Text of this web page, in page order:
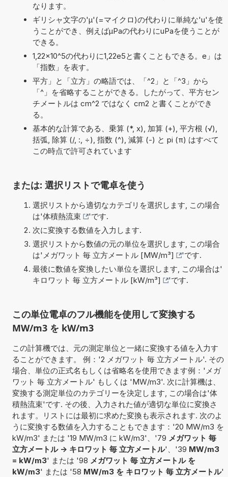
なります。
ギリシャ文字の'μ'(=マイクロ)の代わりに単純な'u'を使
うことができ、例えばµPaの代わりにuPaを使うことが
できる。
1,22×10^5の代わりに1,22e5と書くこともできる。e」は
「指数」を表す。
平方」と「立方」の略語では、「^2」と「^3」から
「^」を省略することができる。したがって、平方セン
チメートルは cm^2 ではなく cm2 と書くことができ
る。
基本的な計算である、乗算 (*, x), 加算 (+), 平方根 (√),
括弧, 除算 (/, :, ÷), 指数 (^), 減算 (-) と pi (π) はすべて
この時点で許可されています
または: 選択リストで電卓を使う
選択リストから適切なカテゴリを選択します, この場合
は'体積熱流束
'です.
次に変換する数値を入力します.
選択リストから数値の元の単位を選択します, この場合
は' メガワット 毎 立方メートル [MW/m³]
'です.
最後に数値を変換したい単位を選択します, この場合は'
キロワット 毎 立方メートル [kW/m³]
'です.
この単位電卓のフル機能を使用して変換する
MW/m3 を kW/m3
この計算機では、元の測定単位と一緒に変換する値を入力す
ることができます。 例：'2 メガワット 毎 立方メートル'. その
場合、単位の正式名もしくは省略名を使用できます例：'メガ
ワット 毎 立方メートル' もしくは 'MW/m3'. 次に計算機は、
変換する測定単位のカテゴリーを決定します, この場合は'体
積熱流束'です. その後、入力された値が適切な単位に変換さ
れます。リストには最初に求めた変換も表示されます. 次のよ
うに変換する数値を入力することもできます：'20 MW/m3 を
kW/m3' または '19 MW/m3 に kW/m3'、'79 メガワット 毎
立方メートル -> キロワット 毎 立方メートル'、'39 MW/m3
= kW/m3' または '98 メガワット 毎 立方メートル を
kW/m3' または '58 MW/m3 を キロワット 毎 立方メートル'